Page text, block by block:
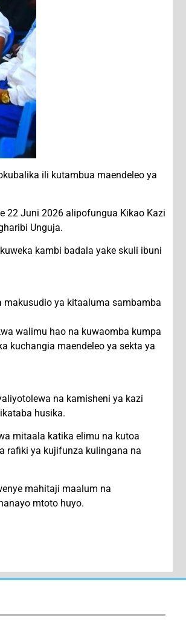
ili kutambua maendeleo ya
22 Juni 2026 alipofungua Kikao Kazi
Unguja.
kambi badala yake skuli ibuni
makusudio ya kitaaluma sambamba
walimu hao na kuwaomba kumpa
kuchangia maendeleo ya sekta ya
na kamisheni ya kazi
husika.
mitaala katika elimu na kutoa
rafiki ya kujifunza kulingana na
mahitaji maalum na
mtoto huyo.